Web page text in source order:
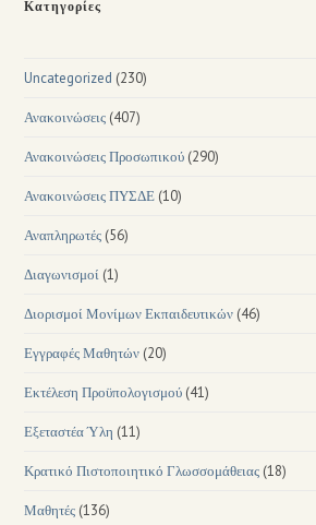
Κατηγορίες
Uncategorized (230)
Ανακοινώσεις (407)
Ανακοινώσεις Προσωπικού (290)
Ανακοινώσεις ΠΥΣΔΕ (10)
Αναπληρωτές (56)
Διαγωνισμοί (1)
Διορισμοί Μονίμων Εκπαιδευτικών (46)
Εγγραφές Μαθητών (20)
Εκτέλεση Προϋπολογισμού (41)
Εξεταστέα Ύλη (11)
Κρατικό Πιστοποιητικό Γλωσσομάθειας (18)
Μαθητές (136)